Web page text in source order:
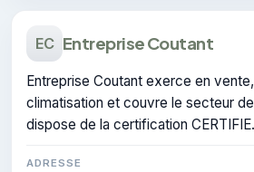
EC Entreprise Coutant
Entreprise Coutant exerce en
climatisation et couvre le secteur
dispose de la certification CERTIFIE.
ADRESSE